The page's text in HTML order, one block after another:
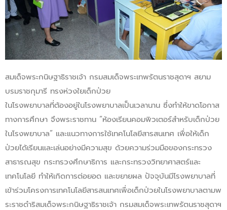
สมเด็จพระกนิษฐาธิราชเจ้า กรมสมเด็จพระเทพรัตนราชสุดาฯ สยาม
บรมราชกุมารี ทรงห่วงใยเด็กป่วย
ในโรงพยาบาลที่ต้องอยู่ในโรงพยาบาลเป็นเวลานาน ซึ่งทำให้ขาดโอกาส
ทางการศึกษา จึงพระราชทาน “ห้องเรียนคอมพิวเตอร์สำหรับเด็กป่วย
ในโรงพยาบาล” และแนวทางการใช้เทคโนโลยีสารสนเทศ เพื่อให้เด็ก
ป่วยได้เรียนและเล่นอย่างมีความสุข ด้วยความร่วมมือของกระทรวง
สาธารณสุข กระทรวงศึกษาธิการ และกระทรวงวิทยาศาสตร์และ
เทคโนโลยี ทำให้เกิดการต่อยอด และขยายผล ปัจจุบันมีโรงพยาบาลที่
เข้าร่วมโครงการเทคโนโลยีสารสนเทศเพื่อเด็กป่วยในโรงพยาบาลตามพ
ระราชดำริสมเด็จพระกนิษฐาธิราชเจ้า กรมสมเด็จพระเทพรัตนราชสุดาฯ